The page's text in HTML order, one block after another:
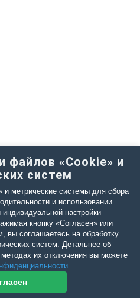
файлов «Cookie» и
систем
метрические системы для сбора
и использовании
настройки
кнопку «Согласен» или
вы соглашаетесь на обработку
систем. Детальнее об
их отключения вы можете
.